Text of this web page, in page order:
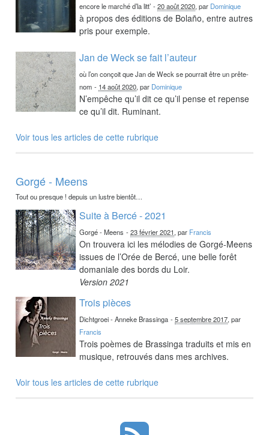
encore le marché d’la litt’ -20 août 2020, par Dominique
à propos des éditions de Bolaño, entre autres
pris pour exemple.
Jan de Weck se fait l’auteur
où l’on conçoit que Jan de Weck se pourrait être un prête-
nom - 14 août 2020, par Dominique
N’empêche qu’il dit ce qu’il pense et repense
ce qu’il dit. Ruminant.
Voir tous les articles de cette rubrique
Gorgé - Meens
Tout ou presque ! depuis un lustre bientôt…
Suite à Bercé - 2021
Gorgé - Meens -23 février 2021, par Francis
On trouvera ici les mélodies de Gorgé-Meens
issues de l’Orée de Bercé, une belle forêt
domaniale des bords du Loir.
Version 2021
Trois pièces
Dichtgroei - Anneke Brassinga -5 septembre 2017, par
Francis
Trois poèmes de Brassinga traduits et mis en
musique, retrouvés dans mes archives.
Voir tous les articles de cette rubrique